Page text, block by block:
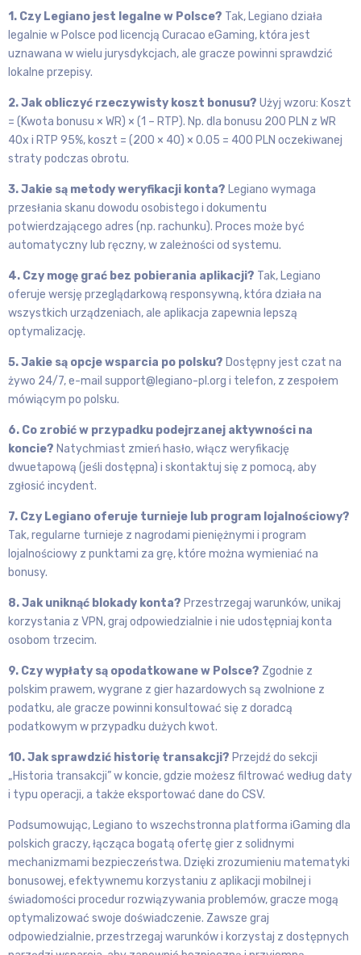
1. Czy Legiano jest legalne w Polsce? Tak, Legiano działa
legalnie w Polsce pod licencją Curacao eGaming, która jest
uznawana w wielu jurysdykcjach, ale gracze powinni sprawdzić
lokalne przepisy.
2. Jak obliczyć rzeczywisty koszt bonusu? Użyj wzoru: Koszt
= (Kwota bonusu × WR) × (1 – RTP). Np. dla bonusu 200 PLN z WR
40x i RTP 95%, koszt = (200 × 40) × 0.05 = 400 PLN oczekiwanej
straty podczas obrotu.
3. Jakie są metody weryfikacji konta? Legiano wymaga
przesłania skanu dowodu osobistego i dokumentu
potwierdzającego adres (np. rachunku). Proces może być
automatyczny lub ręczny, w zależności od systemu.
4. Czy mogę grać bez pobierania aplikacji? Tak, Legiano
oferuje wersję przeglądarkową responsywną, która działa na
wszystkich urządzeniach, ale aplikacja zapewnia lepszą
optymalizację.
5. Jakie są opcje wsparcia po polsku? Dostępny jest czat na
żywo 24/7, e-mail support@legiano-pl.org i telefon, z zespołem
mówiącym po polsku.
6. Co zrobić w przypadku podejrzanej aktywności na
koncie? Natychmiast zmień hasło, włącz weryfikację
dwuetapową (jeśli dostępna) i skontaktuj się z pomocą, aby
zgłosić incydent.
7. Czy Legiano oferuje turnieje lub program lojalnościowy?
Tak, regularne turnieje z nagrodami pieniężnymi i program
lojalnościowy z punktami za grę, które można wymieniać na
bonusy.
8. Jak uniknąć blokady konta? Przestrzegaj warunków, unikaj
korzystania z VPN, graj odpowiedzialnie i nie udostępniaj konta
osobom trzecim.
9. Czy wypłaty są opodatkowane w Polsce? Zgodnie z
polskim prawem, wygrane z gier hazardowych są zwolnione z
podatku, ale gracze powinni konsultować się z doradcą
podatkowym w przypadku dużych kwot.
10. Jak sprawdzić historię transakcji? Przejdź do sekcji
„Historia transakcji” w koncie, gdzie możesz filtrować według daty
i typu operacji, a także eksportować dane do CSV.
Podsumowując, Legiano to wszechstronna platforma iGaming dla
polskich graczy, łącząca bogatą ofertę gier z solidnymi
mechanizmami bezpieczeństwa. Dzięki zrozumieniu matematyki
bonusowej, efektywnemu korzystaniu z aplikacji mobilnej i
świadomości procedur rozwiązywania problemów, gracze mogą
optymalizować swoje doświadczenie. Zawsze graj
odpowiedzialnie, przestrzegaj warunków i korzystaj z dostępnych